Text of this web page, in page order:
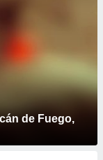
de Fuego,